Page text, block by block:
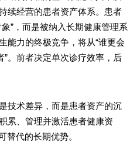
续经营的患者资产体系。患者
”，而是被纳入长期健康管理系
能力的终极竞争，将从“谁更会
”。前者决定单次诊疗效率，后
术差异，而是患者资产的沉
累、管理并激活患者健康资
替代的长期优势。